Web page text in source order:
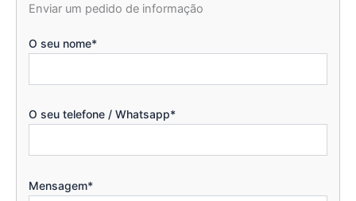
Enviar um pedido de informação
O seu nome*
O seu telefone / Whatsapp*
Mensagem*